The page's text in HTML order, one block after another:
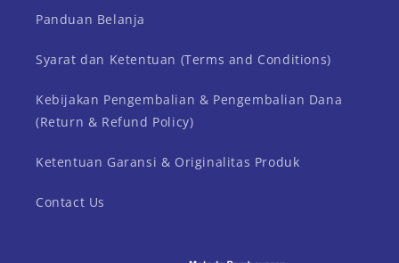
Panduan Belanja
Syarat dan Ketentuan (Terms and Conditions)
Kebijakan Pengembalian & Pengembalian Dana
(Return & Refund Policy)
Ketentuan Garansi & Originalitas Produk
Contact Us